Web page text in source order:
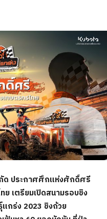
ด ประกาศศึกแห่งศักดิ์ศรี
ย เตรียมเปิดสนามรอบชิง
แกร่ง 2023 ชิงถ้วย